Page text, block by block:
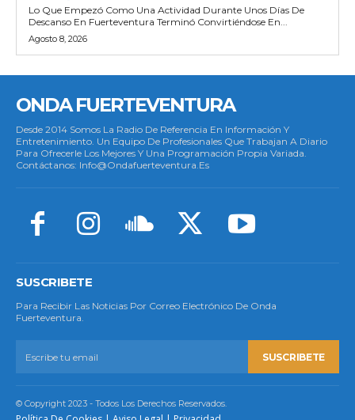
Lo Que Empezó Como Una Actividad Durante Unos Días De
Descanso En Fuerteventura Terminó Convirtiéndose En...
Agosto 8, 2026
ONDA FUERTEVENTURA
Desde 2014 Somos La Radio De Referencia En Información Y
Entretenimiento. Un Equipo De Profesionales Que Trabajan A Diario
Para Ofrecerle Los Mejores Y Una Programación Propia Variada.
Contáctanos: Info@ondafuerteventura.es
SUSCRIBETE
Para Recibir Las Noticias Por Correo Electrónico De Onda
Fuerteventura.
SUSCRIBETE
© Copyright 2023 - Todos Los Derechos Reservados.